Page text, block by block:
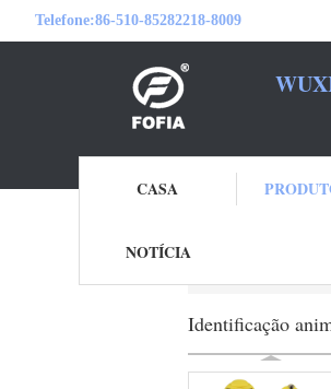
Telefone:86-510-85282218-8009
CASA
NOTÍCIA
Identificação